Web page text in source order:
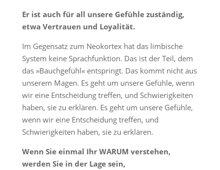
Er ist auch für all unsere Gefühle zuständig,
etwa Vertrauen und Loyalität.
Im Gegensatz zum Neokortex hat das limbische
System keine Sprachfunktion. Das ist der Teil, dem
das »Bauchgefühl« entspringt. Das kommt nicht aus
unserem Magen. Es geht um unsere Gefühle, wenn
wir eine Entscheidung treffen, und Schwierigkeiten
haben, sie zu erklären. Es geht um unsere Gefühle,
wenn wir eine Entscheidung treffen, und
Schwierigkeiten haben, sie zu erklären.
Wenn Sie einmal Ihr WARUM verstehen,
werden Sie in der Lage sein,